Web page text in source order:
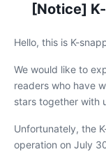
[Notice]
Hello, this is K-
We would like to
readers who have
stars together with
Unfortunately, the
operation on July